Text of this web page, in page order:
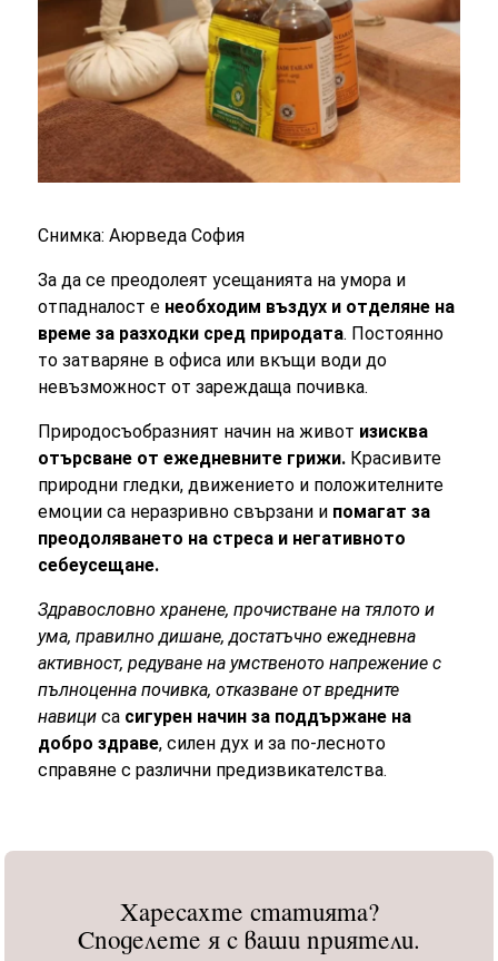
Снимка: Аюрведа София
За да се преодолеят усещанията на умора и
отпадналост е необходим въздух и отделяне на
време за разходки сред природата. Постоянно
то затваряне в офиса или вкъщи води до
невъзможност от зареждаща почивка.
Природосъобразният начин на живот изисква
отърсване от ежедневните грижи. Красивите
природни гледки, движението и положителните
емоции са неразривно свързани и помагат за
преодоляването на стреса и негативното
себеусещане.
Здравословно хранене, прочистване на тялото и
ума, правилно дишане, достатъчно ежедневна
активност, редуване на умственото напрежение с
пълноценна почивка, отказване от вредните
навици са сигурен начин за поддържане на
добро здраве, силен дух и за по-лесното
справяне с различни предизвикателства.
Харесахте статията?
Споделете я с ваши приятели.